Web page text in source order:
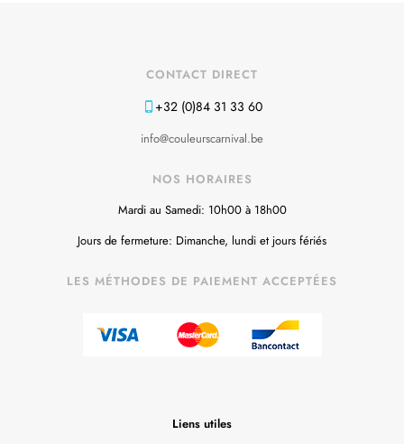
CONTACT DIRECT
+32 (0)84 31 33 60
info@couleurscarnival.be
NOS HORAIRES
Mardi au Samedi: 10h00 à 18h00
Jours de fermeture: Dimanche, lundi et jours fériés
LES MÉTHODES DE PAIEMENT ACCEPTÉES
Liens utiles